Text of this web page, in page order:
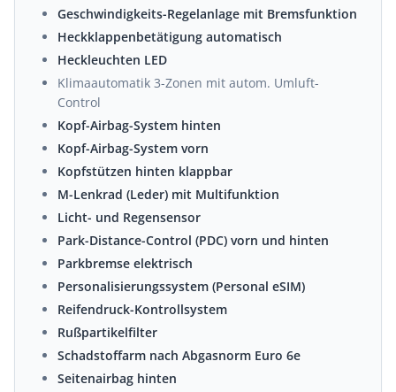
Geschwindigkeits-Regelanlage mit Bremsfunktion
Heckklappenbetätigung automatisch
Heckleuchten LED
Klimaautomatik 3-Zonen mit autom. Umluft-
Control
Kopf-Airbag-System hinten
Kopf-Airbag-System vorn
Kopfstützen hinten klappbar
M-Lenkrad (Leder) mit Multifunktion
Licht- und Regensensor
Park-Distance-Control (PDC) vorn und hinten
Parkbremse elektrisch
Personalisierungssystem (Personal eSIM)
Reifendruck-Kontrollsystem
Rußpartikelfilter
Schadstoffarm nach Abgasnorm Euro 6e
Seitenairbag hinten